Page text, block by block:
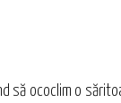
să ococlim o